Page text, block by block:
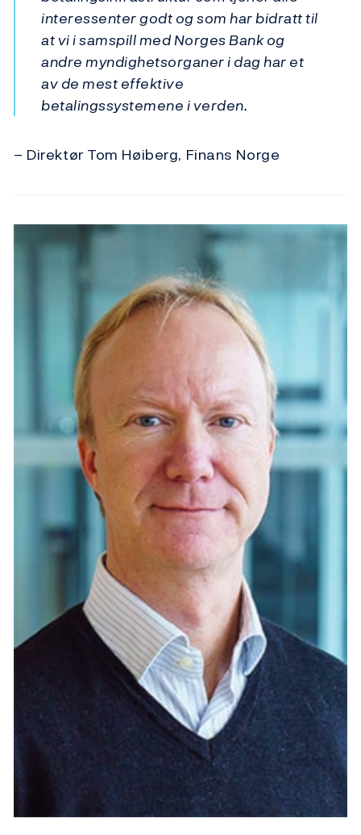
interessenter godt og som har bidratt til
at vi i samspill med Norges Bank og
andre myndighetsorganer i dag har et
av de mest effektive
betalingssystemene i verden.
– Direktør Tom Høiberg, Finans Norge